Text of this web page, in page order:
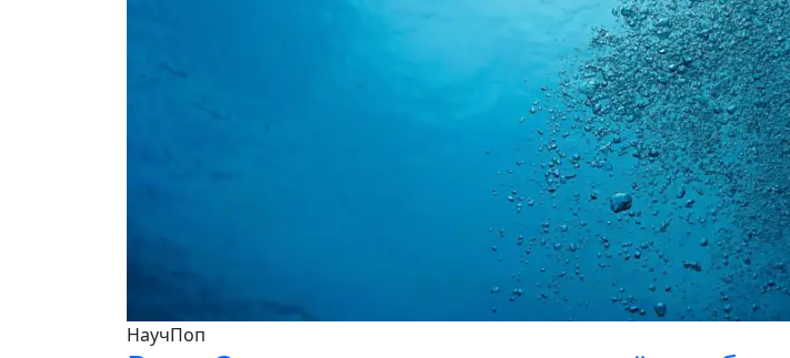
НаучПоп